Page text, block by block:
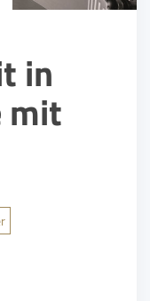
in
mit